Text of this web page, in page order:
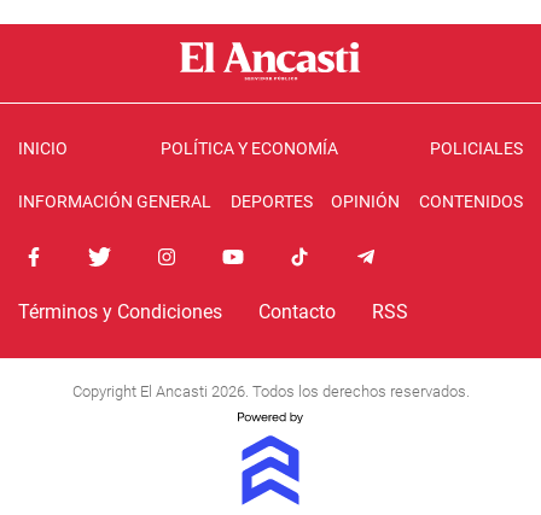
INICIO POLÍTICA Y ECONOMÍA POLICIALES
INFORMACIÓN GENERAL DEPORTES OPINIÓN CONTENIDOS
Términos y Condiciones Contacto RSS
Copyright El Ancasti 2026. Todos los derechos reservados.